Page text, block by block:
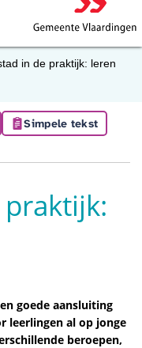
in de praktijk: leren
Simpele tekst
goede aansluiting
leerlingen al op jonge
beroepen,